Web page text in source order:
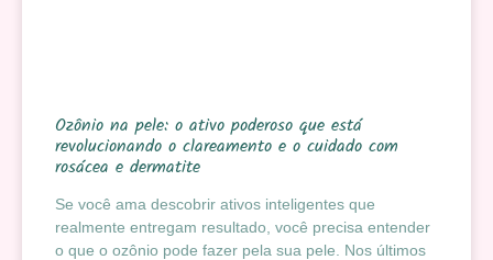
Ozônio na pele: o ativo poderoso que está
revolucionando o clareamento e o cuidado com
rosácea e dermatite
Se você ama descobrir ativos inteligentes que
realmente entregam resultado, você precisa entender
o que o ozônio pode fazer pela sua pele. Nos últimos